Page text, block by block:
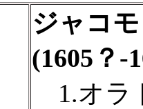
ジャコ
(1605？-
1.オラ